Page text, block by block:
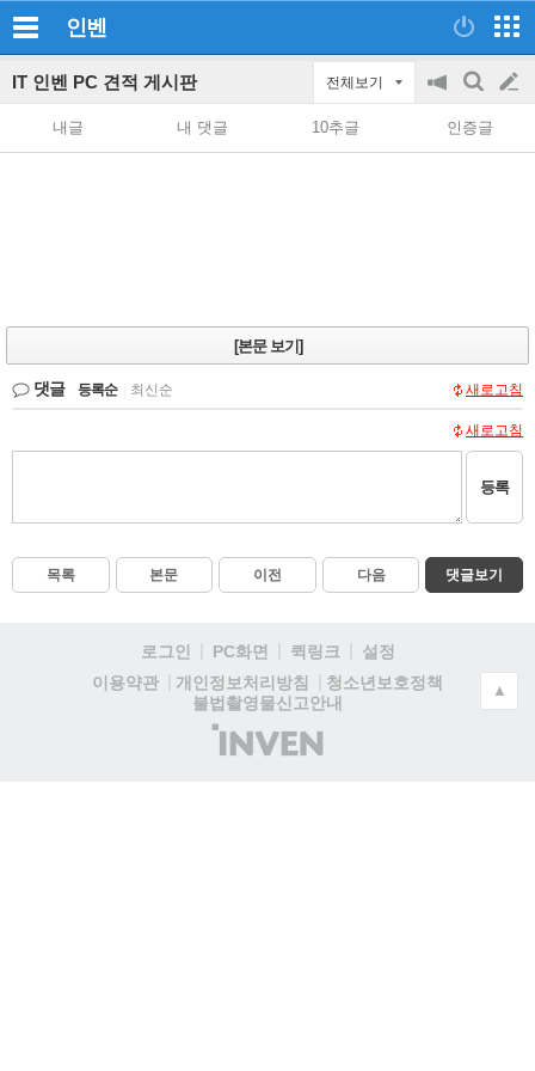
인벤
IT 인벤 PC 견적 게시판 전체보기
공
on/off
검
색
글
쓰
내글 내 댓글 10추글 인증글
[본문 보기]
댓글 등록순 최신순 새로고침
새로고침
등록
목록 본문 이전 다음 댓글보기
로그인 PC화면 퀵링크
설정
이용약관
개인정보처리방침
청소년보호정책
불법촬영물신고안내
(주)
인
▲